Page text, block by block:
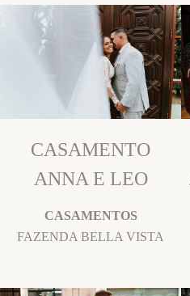
CASAMENTO
ANNA E LEO
CASAMENTOS
FAZENDA BELLA VISTA